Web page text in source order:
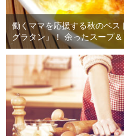
働くママを応援する秋のベ
グラタン」！ 余ったスープ